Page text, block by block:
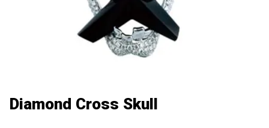
Diamond Cross Skull